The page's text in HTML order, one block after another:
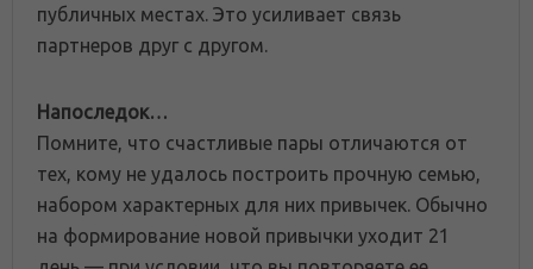
публичных местах. Это усиливает связь
партнеров друг с другом.
Напоследок…
Помните, что счастливые пары отличаются от
тех, кому не удалось построить прочную семью,
набором характерных для них привычек. Обычно
на формирование новой привычки уходит 21